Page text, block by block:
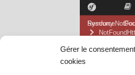
Gérer le
cookies